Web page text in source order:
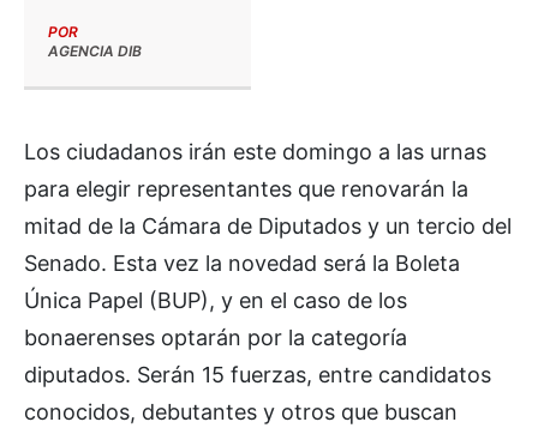
POR
AGENCIA DIB
Los ciudadanos irán este domingo a las urnas
para elegir representantes que renovarán la
mitad de la Cámara de Diputados y un tercio del
Senado. Esta vez la novedad será la Boleta
Única Papel (BUP), y en el caso de los
bonaerenses optarán por la categoría
diputados. Serán 15 fuerzas, entre candidatos
conocidos, debutantes y otros que buscan